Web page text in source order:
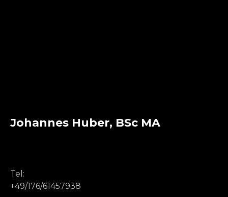
Johannes Huber, BSc MA
Tel:
+49/176/61457938